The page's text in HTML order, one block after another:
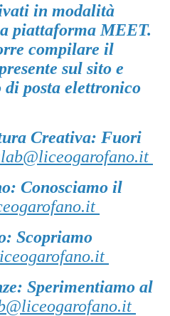
in modalità
piattaforma MEET.
compilare il
sul sito e
posta elettronico
Creativa: Fuori
Conosciamo il
Scopriamo
Sperimentiamo al